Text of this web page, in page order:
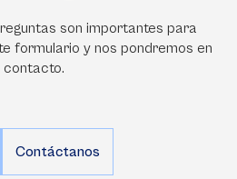
son importantes para
formulario y nos pondremos en
contacto.
Contáctanos